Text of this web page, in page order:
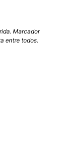
Marcador
entre todos.